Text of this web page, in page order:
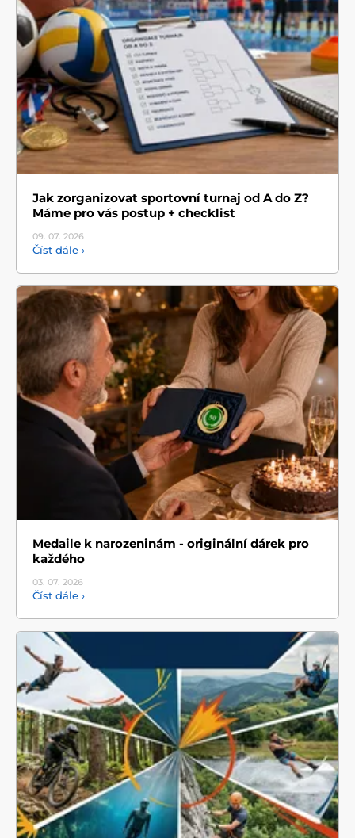
Jak zorganizovat sportovní turnaj od A do Z?
Máme pro vás postup + checklist
09. 07. 2026
Číst dále ›
Medaile k narozeninám - originální dárek pro
každého
03. 07. 2026
Číst dále ›